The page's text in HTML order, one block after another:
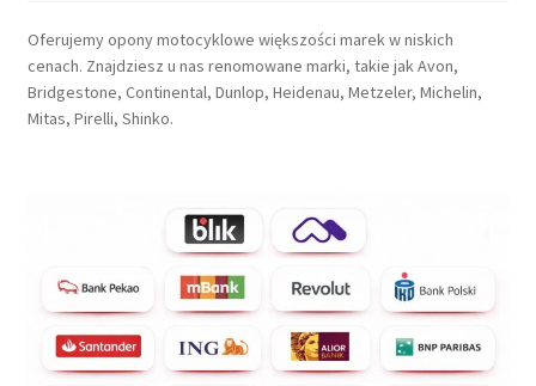
Oferujemy opony motocyklowe większości marek w niskich
cenach. Znajdziesz u nas renomowane marki, takie jak Avon,
Bridgestone, Continental, Dunlop, Heidenau, Metzeler, Michelin,
Mitas, Pirelli, Shinko.